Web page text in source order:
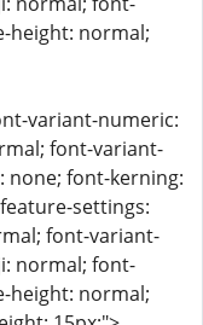
height: normal;
variant-numeric:
font-variant-
none; font-kerning:
settings:
font-variant-
normal; font-
height: normal;